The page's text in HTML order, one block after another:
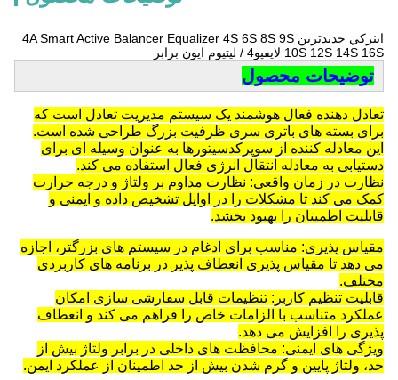
اينرکي جديدترين 4A Smart Active Balancer Equalizer 4S 6S 8S 9S
10S 12S 14S 16S لايفپو4 / ليتيوم ايون برابر
توضیحات محصول
تعادل دهنده فعال هوشمند یک سیستم مدیریت تعادل است که
برای بسته های باتری سری ظرفیت بزرگ طراحی شده است.
این معادله کننده از سوپرکدسیتورها به عنوان وسیله ای برای
دستیابی به معادله انتقال انرژی فعال استفاده می کند.
نظارت در زمان واقعی: نظارت مداوم بر ولتاژ و درجه حرارت
کمک می کند تا مشکلات را در اوایل تشخیص داده و ایمنی و
قابلیت اطمینان را بهبود بخشد.
مقیاس پذیری: مناسب برای ادغام در سیستم های بزرگتر، اجازه
می دهد تا مقیاس پذیری انعطاف پذیر در برنامه های کاربردی
مختلف.
قابلیت تنظیم کاربر: تنظیمات قابل سفارشی سازی امکان
عملکرد متناسب با الزامات خاص را فراهم می کند و انعطاف
پذیری را افزایش می دهد.
ویژگی های ایمنی: محافظت های داخلی در برابر ولتاژ بیش از
حد، ولتاژ پایین و گرم شدن بیش از حد اطمینان از عملکرد ایمن.